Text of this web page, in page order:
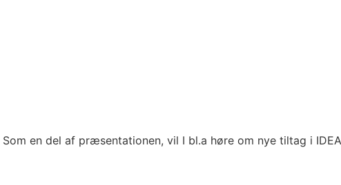
en del af præsentationen, vil I bl.a høre om nye tiltag i